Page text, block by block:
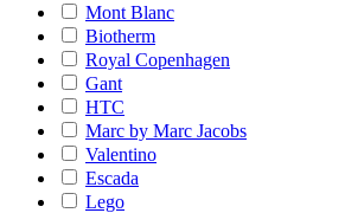
Mont Blanc
Biotherm
Royal Copenhagen
Gant
HTC
Marc by Marc Jacobs
Valentino
Escada
Lego